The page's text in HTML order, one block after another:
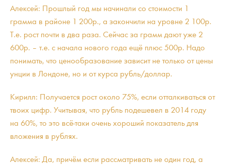
Алексей: Прошлый год мы начинали со стоимости 1
грамма в районе 1 200р., а закончили на уровне 2 100р.
Т.е. рост почти в два раза. Сейчас за грамм дают уже 2
600р. – т.е. с начала нового года ещё плюс 500р. Надо
понимать, что ценообразование зависит не только от цены
унции в Лондоне, но и от курса рубль/доллар.
Кирилл: Получается рост около 75%, если отталкиваться от
твоих цифр. Учитывая, что рубль подешевел в 2014 году
на 60%, то это всё-таки очень хороший показатель для
вложения в рублях.
Алексей: Да, причём если рассматривать не один год, а